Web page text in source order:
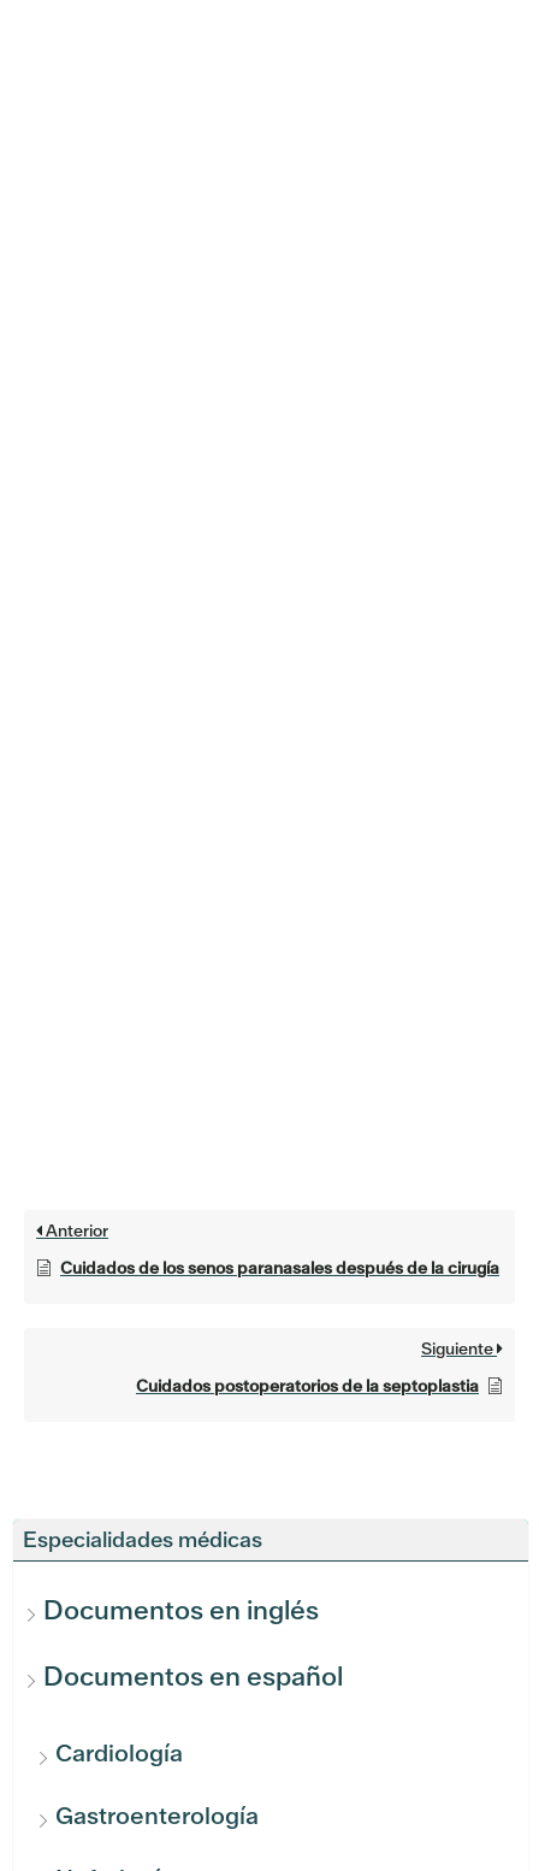
Especialidades médicas
Documentos en inglés
Documentos en español
Cardiología
Gastroenterología
Anterior
Cuidados de los senos paranasales después de la cirugía
Siguiente
Cuidados postoperatorios de la septoplastia